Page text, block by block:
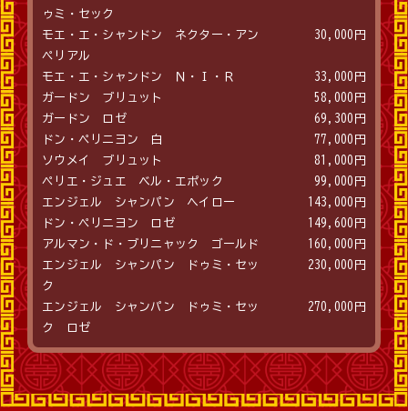
ゥミ・セック
モエ・エ・シャンドン ネクター・アン
ペリアル
30,000円
モエ・エ・シャンドン Ｎ・Ｉ・Ｒ
33,000円
ガードン ブリュット
58,000円
ガードン ロゼ
69,300円
ドン・ペリニヨン 白
77,000円
ソウメイ ブリュット
81,000円
ペリエ・ジュエ ベル・エポック
99,000円
エンジェル シャンパン ヘイロー
143,000円
ドン・ペリニヨン ロゼ
149,600円
アルマン・ド・ブリニャック ゴールド
160,000円
エンジェル シャンパン ドゥミ・セッ
ク
230,000円
エンジェル シャンパン ドゥミ・セッ
ク ロゼ
270,000円